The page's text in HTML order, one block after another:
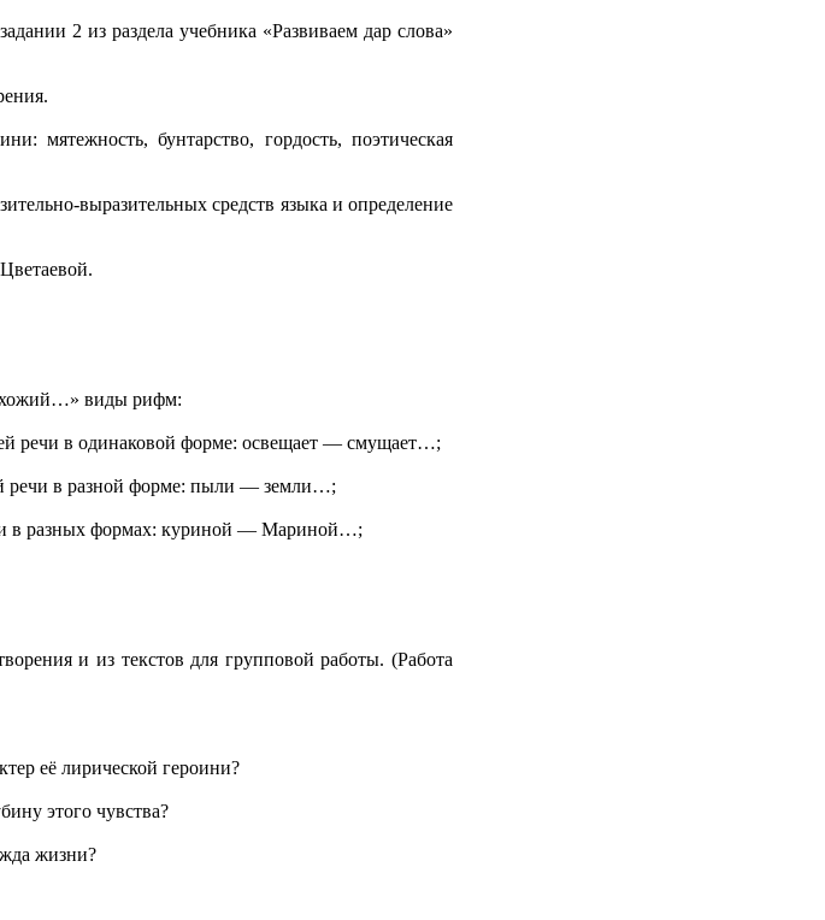
2 из раздела учебника «Развиваем дар слова»
мятежность, бунтарство, гордость, поэтическая
выразительных средств языка и определение
виды рифм:
речи в одинаковой форме: освещает — смущает…;
речи в разной форме: пыли — земли…;
в разных формах: куриной — Мариной…;
и из текстов для групповой работы. (Работа
её лирической героини?
этого чувства?
жизни?